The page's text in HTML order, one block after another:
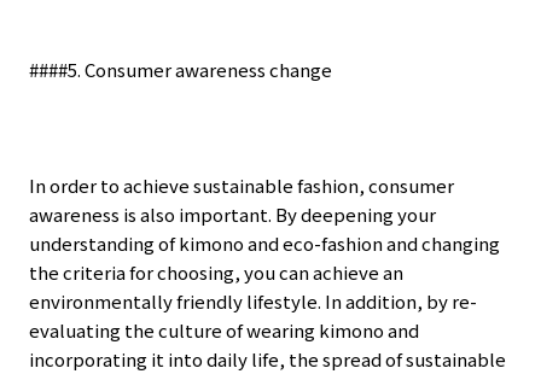
####5. Consumer awareness change
In order to achieve sustainable fashion, consumer
awareness is also important. By deepening your
understanding of kimono and eco-fashion and changing
the criteria for choosing, you can achieve an
environmentally friendly lifestyle. In addition, by re-
evaluating the culture of wearing kimono and
incorporating it into daily life, the spread of sustainable